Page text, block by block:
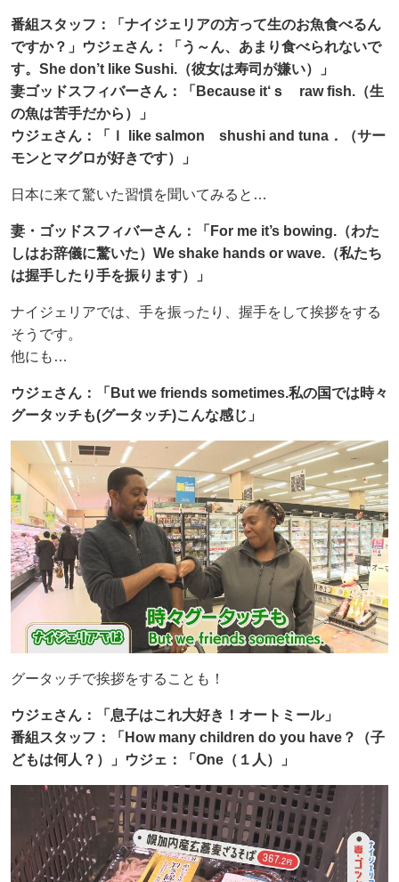
番組スタッフ：「ナイジェリアの方って生のお魚食べるん
ですか？」ウジェさん：「う～ん、あまり食べられないで
す。She don’t like Sushi.（彼女は寿司が嫌い）」
妻ゴッドスフィバーさん：「Because it‘ｓ raw fish.（生
の魚は苦手だから）」
ウジェさん：「Ｉ like salmon shushi and tuna．（サー
モンとマグロが好きです）」
日本に来て驚いた習慣を聞いてみると…
妻・ゴッドスフィバーさん：「For me it’s bowing.（わた
しはお辞儀に驚いた）We shake hands or wave.（私たち
は握手したり手を振ります）」
ナイジェリアでは、手を振ったり、握手をして挨拶をする
そうです。
他にも…
ウジェさん：「But we friends sometimes.私の国では時々
グータッチも(グータッチ)こんな感じ」
グータッチで挨拶をすることも！
ウジェさん：「息子はこれ大好き！オートミール」
番組スタッフ：「How many children do you have？（子
どもは何人？）」ウジェ：「One（１人）」